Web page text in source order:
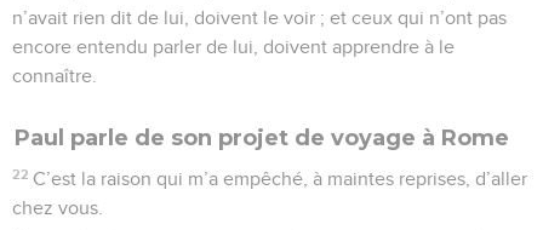
n’avait rien dit de lui, doivent le voir ; et ceux qui n’ont pas
encore entendu parler de lui, doivent apprendre à le
connaître.
Paul parle de son projet de voyage à Rome
22 C’est la raison qui m’a empêché, à maintes reprises, d’aller
chez vous.